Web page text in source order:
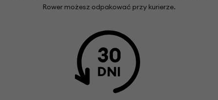
Rower możesz odpakować przy kurierze.